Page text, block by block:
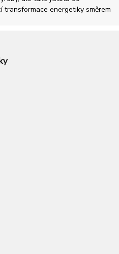
energetiky směrem